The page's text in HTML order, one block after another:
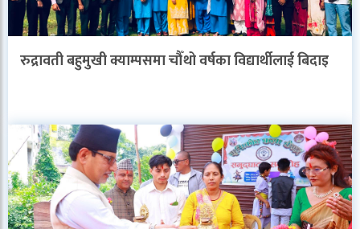
रुद्रावती बहुमुखी क्याम्पसमा चौँथो वर्षका विद्यार्थीलाई बिदाइ